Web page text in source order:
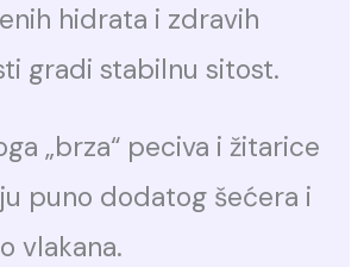
hidrata i zdravih
gradi stabilnu sitost.
„brza“ peciva i žitarice
puno dodatog šećera i
vlakana.